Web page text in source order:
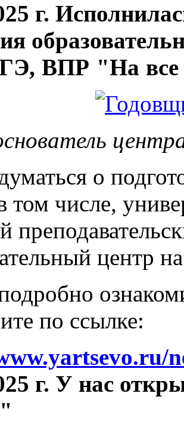
г.
ВПР "На все
о
том числе,
центр
по ссылке:
г. У нас